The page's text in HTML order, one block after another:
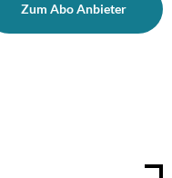
Zum Abo Anbieter